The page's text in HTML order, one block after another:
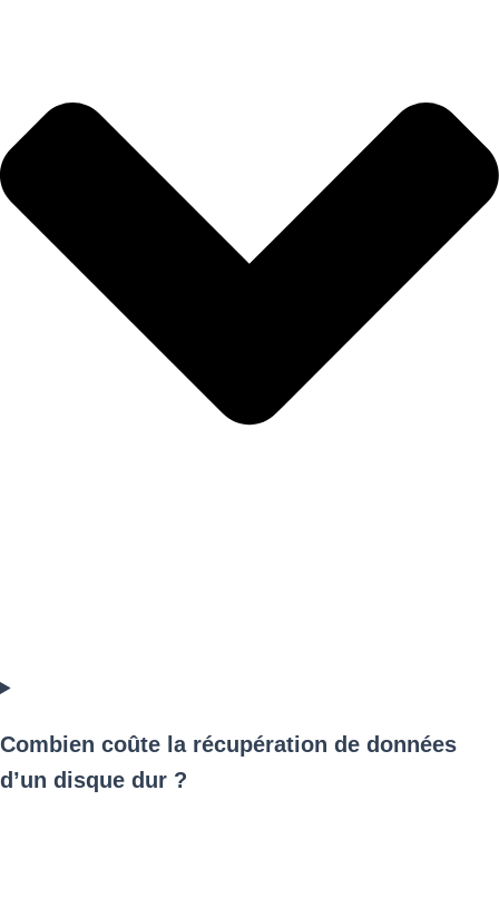
Combien coûte la récupération de données
d’un disque dur ?